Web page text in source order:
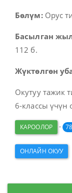
Бөлүм:Орус
Басылган
112 б.
Жүктөлгөн
Окутуу тажик
6-классы үчүн
КАРООЛОР -
ОНЛАЙН ОКУУ